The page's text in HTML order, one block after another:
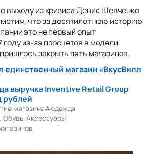
выходу из кризиса Денис Шевченко
что за десятилетнюю историю
это не первый опыт
году из-за просчетов в модели
закрыть пять магазинов.
единственный магазин «ВкусВилл
выручка Inventive Retail Group
рублей
магазина#одежда
Обувь. Аксессуары